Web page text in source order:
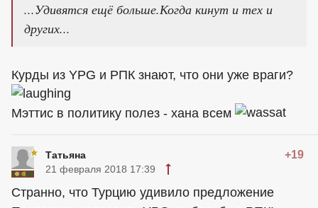
...Удивятся ещё больше.Когда кинут и тех и
других...
Курды из YPG и РПК знают, что они уже враги?
Мэттис в политику полез - хана всем
Татьяна +19
21 февраля 2018 17:39
Странно, что Турцию удивило предложение